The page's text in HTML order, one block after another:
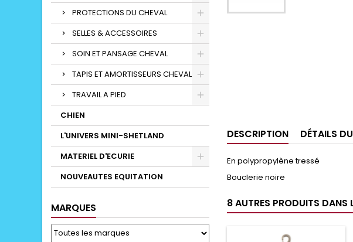
PROTECTIONS DU CHEVAL
SELLES & ACCESSOIRES
SOIN ET PANSAGE CHEVAL
TAPIS ET AMORTISSEURS CHEVAL
TRAVAIL A PIED
CHIEN
L'UNIVERS MINI-SHETLAND
MATERIEL D'ECURIE
NOUVEAUTES EQUITATION
MARQUES
DESCRIPTION DÉTAILS
En polypropylène tressé
Bouclerie noire
8 AUTRES PRODUITS DANS